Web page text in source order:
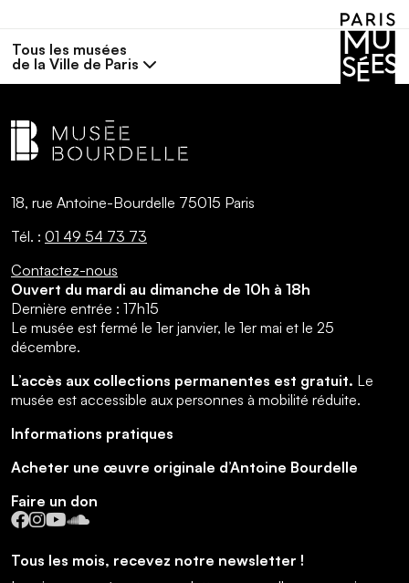
Tous les musées
de la Ville de Paris
18, rue Antoine-Bourdelle 75015 Paris
Tél. : 01 49 54 73 73
Contactez-nous
Ouvert du mardi au dimanche de 10h à 18h
Dernière entrée : 17h15
Le musée est fermé le 1er janvier, le 1er mai et le 25
décembre.
L’accès aux collections permanentes est gratuit. Le
musée est accessible aux personnes à mobilité réduite.
Informations pratiques
Acheter une œuvre originale d’Antoine Bourdelle
Faire un don
Facebook
Instagram
YouTube
SoundCloud
Tous les mois, recevez notre newsletter !